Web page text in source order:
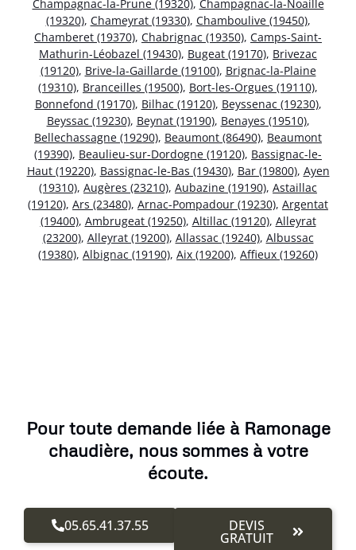
Champagnac-la-Prune (19320), Champagnac-la-Noaille
(19320), Chameyrat (19330), Chamboulive (19450),
Chamberet (19370), Chabrignac (19350), Camps-Saint-
Mathurin-Léobazel (19430), Bugeat (19170), Brivezac
(19120), Brive-la-Gaillarde (19100), Brignac-la-Plaine
(19310), Branceilles (19500), Bort-les-Orgues (19110),
Bonnefond (19170), Bilhac (19120), Beyssenac (19230),
Beyssac (19230), Beynat (19190), Benayes (19510),
Bellechassagne (19290), Beaumont (86490), Beaumont
(19390), Beaulieu-sur-Dordogne (19120), Bassignac-le-
Haut (19220), Bassignac-le-Bas (19430), Bar (19800), Ayen
(19310), Augères (23210), Aubazine (19190), Astaillac
(19120), Ars (23480), Arnac-Pompadour (19230), Argentat
(19400), Ambrugeat (19250), Altillac (19120), Alleyrat
(23200), Alleyrat (19200), Allassac (19240), Albussac
(19380), Albignac (19190), Aix (19200), Affieux (19260)
Pour toute demande liée à Ramonage
chaudière, nous sommes à votre
écoute.
05.65.41.37.55 DEVIS
GRATUIT